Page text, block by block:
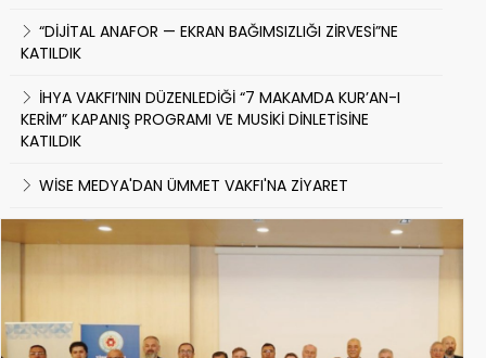
“DİJİTAL ANAFOR — EKRAN BAĞIMSIZLIĞI ZİRVESİ”NE
KATILDIK
İHYA VAKFI’NIN DÜZENLEDİĞİ “7 MAKAMDA KUR’AN-I
KERİM” KAPANIŞ PROGRAMI VE MUSİKİ DİNLETİSİNE
KATILDIK
WİSE MEDYA'DAN ÜMMET VAKFI'NA ZİYARET